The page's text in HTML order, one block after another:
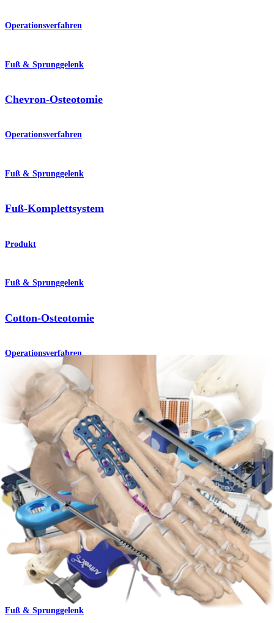
Operationsverfahren
Fuß & Sprunggelenk
Chevron-Osteotomie
Operationsverfahren
Fuß & Sprunggelenk
Fuß-Komplettsystem
Produkt
Fuß & Sprunggelenk
Cotton-Osteotomie
Operationsverfahren
Fuß & Sprunggelenk
MaxForce™ MTP-Platten
Produkt
Fuß & Sprunggelenk
Metatarsale Verkürzungsosteotomie
Operationsverfahren
Fuß & Sprunggelenk